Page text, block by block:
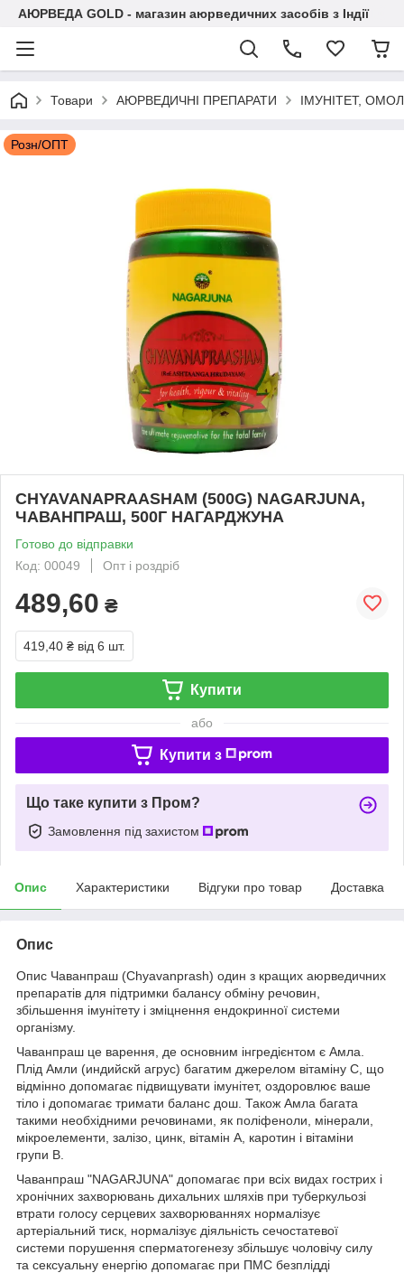
АЮРВЕДА GOLD - магазин аюрведичних засобів з Індії
Товари АЮРВЕДИЧНІ ПРЕПАРАТИ ІМУНІТЕТ,
Розн/ОПТ
CHYAVANAPRAASHAM (500G) NAGARJUNA,
ЧАВАНПРАШ, 500Г НАГАРДЖУНА
Готово до відправки
Код: 00049
Опт і роздріб
489,60 ₴
419,40 ₴ від 6 шт.
Купити
або
Купити з
Що таке купити з Пром?
Замовлення під захистом
Опис Характеристики Відгуки про товар Доставка
Опис
Опис Чаванпраш (Chyavanprash) один з кращих аюрведичних
препаратів для підтримки балансу обміну речовин,
збільшення імунітету і зміцнення ендокринної системи
організму.
Чаванпраш це варення, де основним інгредієнтом є Амла.
Плід Амли (индийскй агрус) багатим джерелом вітаміну С, що
відмінно допомагає підвищувати імунітет, оздоровлює ваше
тіло і допомагає тримати баланс дош. Також Амла багата
такими необхідними речовинами, як поліфеноли, мінерали,
мікроелементи, залізо, цинк, вітамін А, каротин і вітаміни
групи В.
Чаванпраш "NAGARJUNA" допомагає при всіх видах гострих і
хронічних захворювань дихальних шляхів при туберкульозі
втрати голосу серцевих захворюваннях нормалізує
артеріальний тиск, нормалізує діяльність сечостатевої
системи порушення сперматогенезу збільшує чоловічу силу
та сексуальну енергію допомагає при ПМС безплідді